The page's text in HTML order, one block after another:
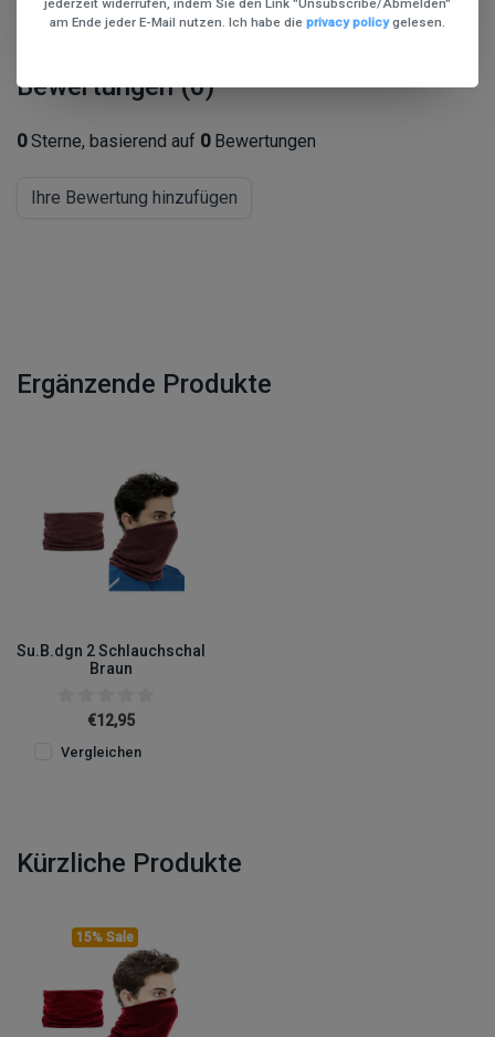
Bewertungen (0)
0Sterne, basierend auf 0Bewertungen
Ihre Bewertung hinzufügen
Ergänzende Produkte
Su.B.dgn 2 Schlauchschal
Braun
€12,95
Vergleichen
Kürzliche Produkte
15% Sale
jederzeit widerrufen, indem Sie den Link "Unsubscribe/Abmelden"
am Ende jeder E-Mail nutzen. Ich habe die privacy policy gelesen.